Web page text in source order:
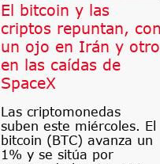
El bitcoin y las
criptos repuntan, con
un ojo en Irán y otro
en las caídas de
SpaceX
Las criptomonedas
suben este miércoles. El
bitcoin (BTC) avanza un
1% y se sitúa por